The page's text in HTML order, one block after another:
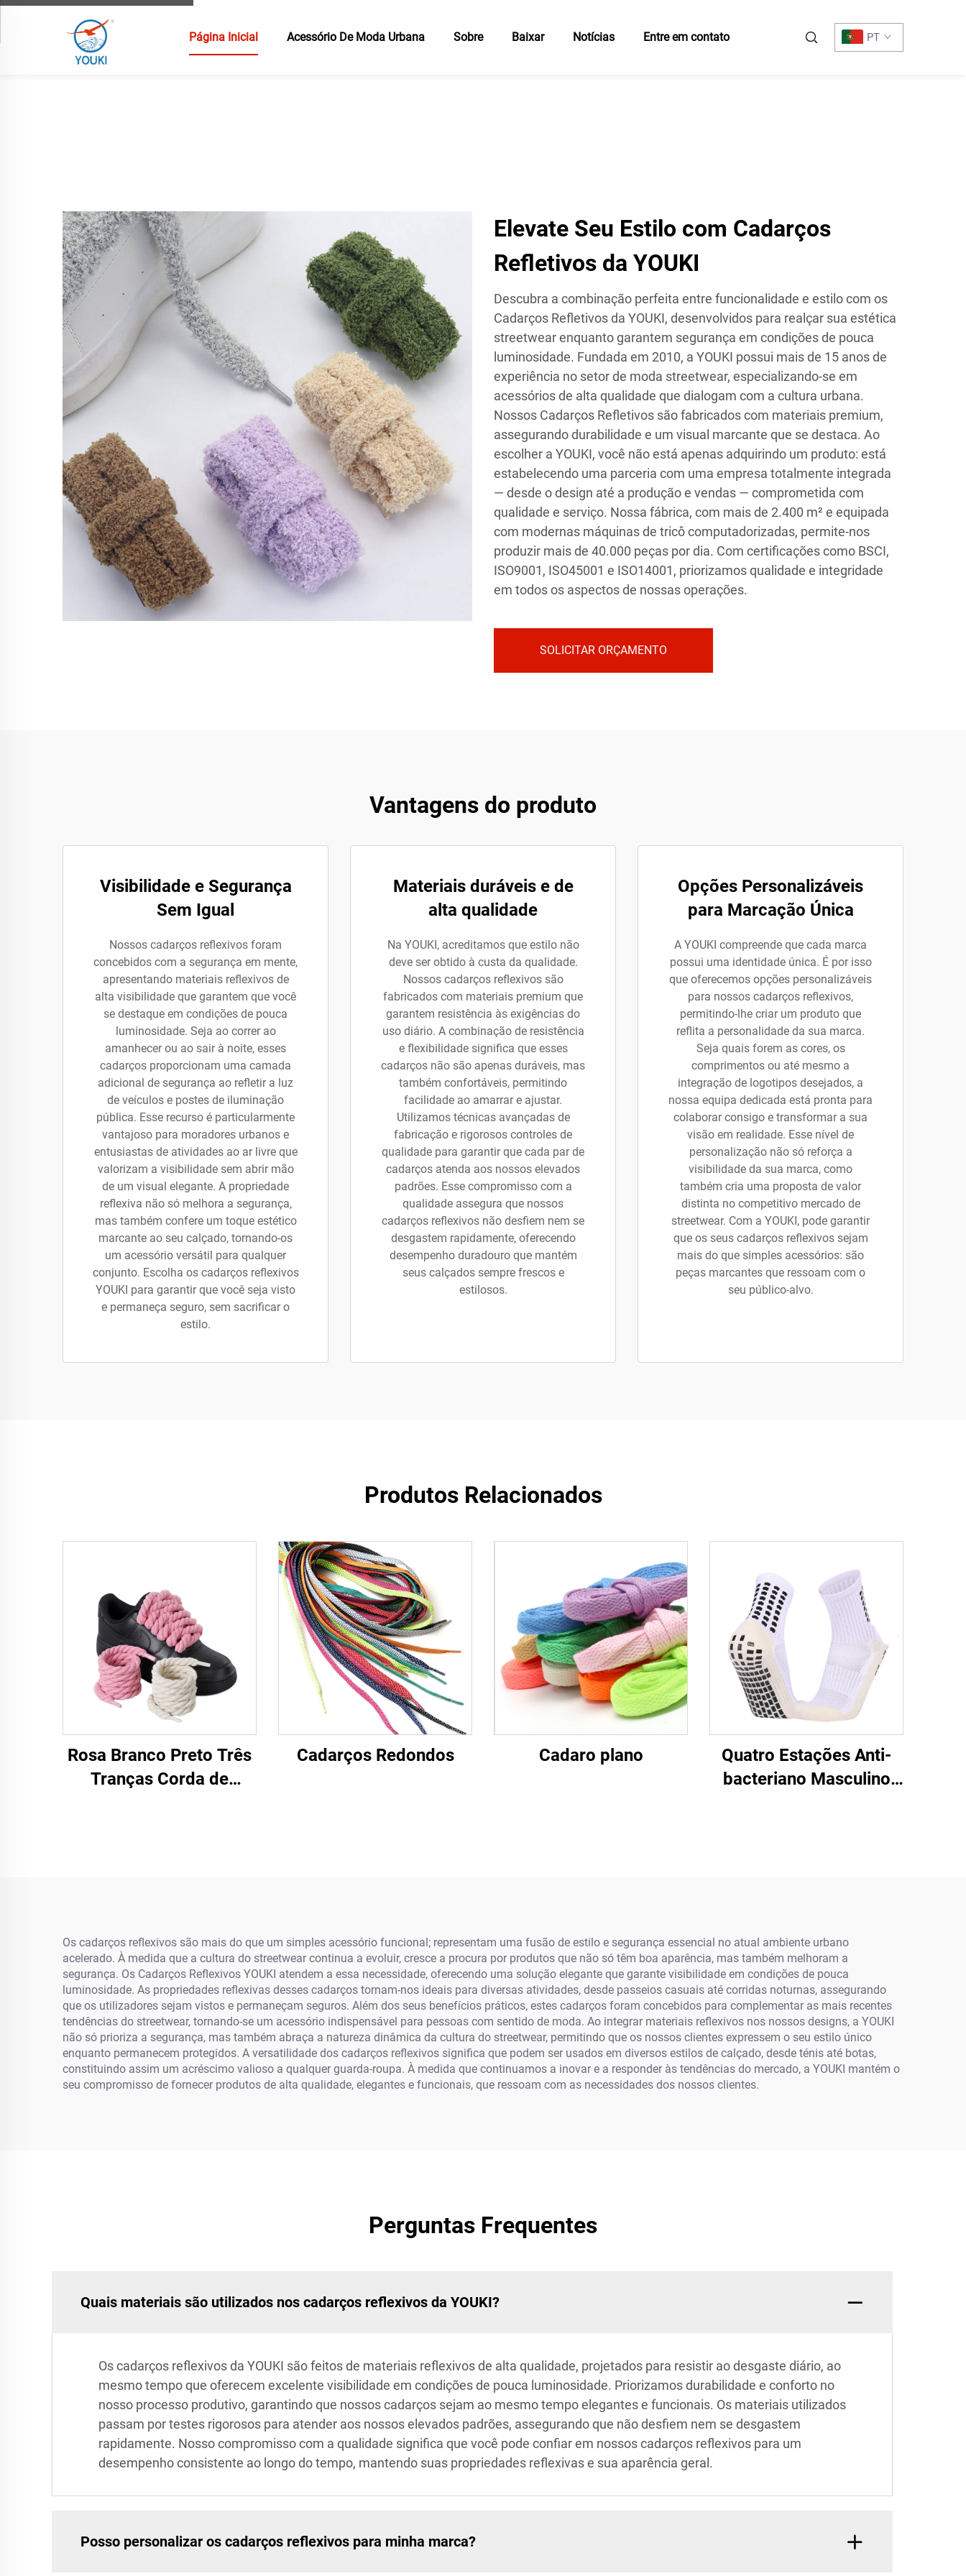
Página Inicial Acessório De Moda Urbana Sobre Baixar Notícias Entre em contato PT
Elevate Seu Estilo com Cadarços
Refletivos da YOUKI
Descubra a combinação perfeita entre funcionalidade e estilo com os
Cadarços Refletivos da YOUKI, desenvolvidos para realçar sua estética
streetwear enquanto garantem segurança em condições de pouca
luminosidade. Fundada em 2010, a YOUKI possui mais de 15 anos de
experiência no setor de moda streetwear, especializando-se em
acessórios de alta qualidade que dialogam com a cultura urbana.
Nossos Cadarços Refletivos são fabricados com materiais premium,
assegurando durabilidade e um visual marcante que se destaca. Ao
escolher a YOUKI, você não está apenas adquirindo um produto: está
estabelecendo uma parceria com uma empresa totalmente integrada
— desde o design até a produção e vendas — comprometida com
qualidade e serviço. Nossa fábrica, com mais de 2.400 m² e equipada
com modernas máquinas de tricô computadorizadas, permite-nos
produzir mais de 40.000 peças por dia. Com certificações como BSCI,
ISO9001, ISO45001 e ISO14001, priorizamos qualidade e integridade
em todos os aspectos de nossas operações.
SOLICITAR ORÇAMENTO
Vantagens do produto
Visibilidade e Segurança
Sem Igual
Nossos cadarços reflexivos foram
concebidos com a segurança em mente,
apresentando materiais reflexivos de
alta visibilidade que garantem que você
se destaque em condições de pouca
luminosidade. Seja ao correr ao
amanhecer ou ao sair à noite, esses
cadarços proporcionam uma camada
adicional de segurança ao refletir a luz
de veículos e postes de iluminação
pública. Esse recurso é particularmente
vantajoso para moradores urbanos e
entusiastas de atividades ao ar livre que
valorizam a visibilidade sem abrir mão
de um visual elegante. A propriedade
reflexiva não só melhora a segurança,
mas também confere um toque estético
marcante ao seu calçado, tornando-os
um acessório versátil para qualquer
conjunto. Escolha os cadarços reflexivos
YOUKI para garantir que você seja visto
e permaneça seguro, sem sacrificar o
estilo.
Materiais duráveis e de
alta qualidade
Na YOUKI, acreditamos que estilo não
deve ser obtido à custa da qualidade.
Nossos cadarços reflexivos são
fabricados com materiais premium que
garantem resistência às exigências do
uso diário. A combinação de resistência
e flexibilidade significa que esses
cadarços não são apenas duráveis, mas
também confortáveis, permitindo
facilidade ao amarrar e ajustar.
Utilizamos técnicas avançadas de
fabricação e rigorosos controles de
qualidade para garantir que cada par de
cadarços atenda aos nossos elevados
padrões. Esse compromisso com a
qualidade assegura que nossos
cadarços reflexivos não desfiem nem se
desgastem rapidamente, oferecendo
desempenho duradouro que mantém
seus calçados sempre frescos e
estilosos.
Opções Personalizáveis
para Marcação Única
A YOUKI compreende que cada marca
possui uma identidade única. É por isso
que oferecemos opções personalizáveis
para nossos cadarços reflexivos,
permitindo-lhe criar um produto que
reflita a personalidade da sua marca.
Seja quais forem as cores, os
comprimentos ou até mesmo a
integração de logotipos desejados, a
nossa equipa dedicada está pronta para
colaborar consigo e transformar a sua
visão em realidade. Esse nível de
personalização não só reforça a
visibilidade da sua marca, como
também cria uma proposta de valor
distinta no competitivo mercado de
streetwear. Com a YOUKI, pode garantir
que os seus cadarços reflexivos sejam
mais do que simples acessórios: são
peças marcantes que ressoam com o
seu público-alvo.
Produtos Relacionados
Rosa Branco Preto Três
Tranças Corda de
Cadarços Redondos Cadaro plano
Quatro Estações Anti-
bacteriano Masculino
Os cadarços reflexivos são mais do que um simples acessório funcional; representam uma fusão de estilo e segurança essencial no atual ambiente urbano
acelerado. À medida que a cultura do streetwear continua a evoluir, cresce a procura por produtos que não só têm boa aparência, mas também melhoram a
segurança. Os Cadarços Reflexivos YOUKI atendem a essa necessidade, oferecendo uma solução elegante que garante visibilidade em condições de pouca
luminosidade. As propriedades reflexivas desses cadarços tornam-nos ideais para diversas atividades, desde passeios casuais até corridas noturnas, assegurando
que os utilizadores sejam vistos e permaneçam seguros. Além dos seus benefícios práticos, estes cadarços foram concebidos para complementar as mais recentes
tendências do streetwear, tornando-se um acessório indispensável para pessoas com sentido de moda. Ao integrar materiais reflexivos nos nossos designs, a YOUKI
não só prioriza a segurança, mas também abraça a natureza dinâmica da cultura do streetwear, permitindo que os nossos clientes expressem o seu estilo único
enquanto permanecem protegidos. A versatilidade dos cadarços reflexivos significa que podem ser usados em diversos estilos de calçado, desde ténis até botas,
constituindo assim um acréscimo valioso a qualquer guarda-roupa. À medida que continuamos a inovar e a responder às tendências do mercado, a YOUKI mantém o
seu compromisso de fornecer produtos de alta qualidade, elegantes e funcionais, que ressoam com as necessidades dos nossos clientes.
Perguntas Frequentes
Quais materiais são utilizados nos cadarços reflexivos da YOUKI?
Os cadarços reflexivos da YOUKI são feitos de materiais reflexivos de alta qualidade, projetados para resistir ao desgaste diário, ao
mesmo tempo que oferecem excelente visibilidade em condições de pouca luminosidade. Priorizamos durabilidade e conforto no
nosso processo produtivo, garantindo que nossos cadarços sejam ao mesmo tempo elegantes e funcionais. Os materiais utilizados
passam por testes rigorosos para atender aos nossos elevados padrões, assegurando que não desfiem nem se desgastem
rapidamente. Nosso compromisso com a qualidade significa que você pode confiar em nossos cadarços reflexivos para um
desempenho consistente ao longo do tempo, mantendo suas propriedades reflexivas e sua aparência geral.
Posso personalizar os cadarços reflexivos para minha marca?